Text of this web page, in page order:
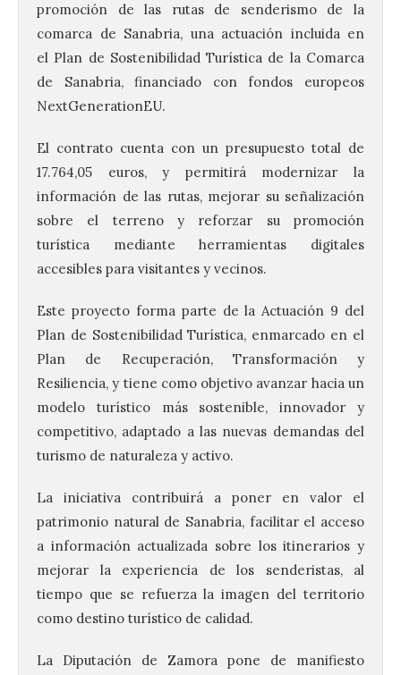
promoción de las rutas de senderismo de la
comarca de Sanabria, una actuación incluida en
el Plan de Sostenibilidad Turística de la Comarca
de Sanabria, financiado con fondos europeos
NextGenerationEU.
El contrato cuenta con un presupuesto total de
17.764,05 euros, y permitirá modernizar la
información de las rutas, mejorar su señalización
sobre el terreno y reforzar su promoción
turística mediante herramientas digitales
accesibles para visitantes y vecinos.
Este proyecto forma parte de la Actuación 9 del
Plan de Sostenibilidad Turística, enmarcado en el
Plan de Recuperación, Transformación y
Resiliencia, y tiene como objetivo avanzar hacia un
modelo turístico más sostenible, innovador y
competitivo, adaptado a las nuevas demandas del
turismo de naturaleza y activo.
La iniciativa contribuirá a poner en valor el
patrimonio natural de Sanabria, facilitar el acceso
a información actualizada sobre los itinerarios y
mejorar la experiencia de los senderistas, al
tiempo que se refuerza la imagen del territorio
como destino turístico de calidad.
La Diputación de Zamora pone de manifiesto